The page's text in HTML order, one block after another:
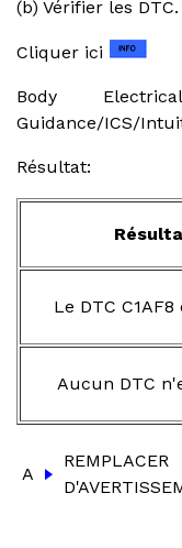
(b) Vérifier les DTC.
Cliquer ici
Body
Guidance/ICS/
Résultat:
Le DTC
Aucun DTC
A